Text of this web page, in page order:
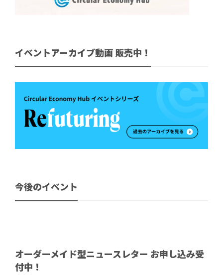
イベントアーカイブ動画 販売中！
今後のイベント
オーダーメイド型ニュースレター お申し込み受
付中！